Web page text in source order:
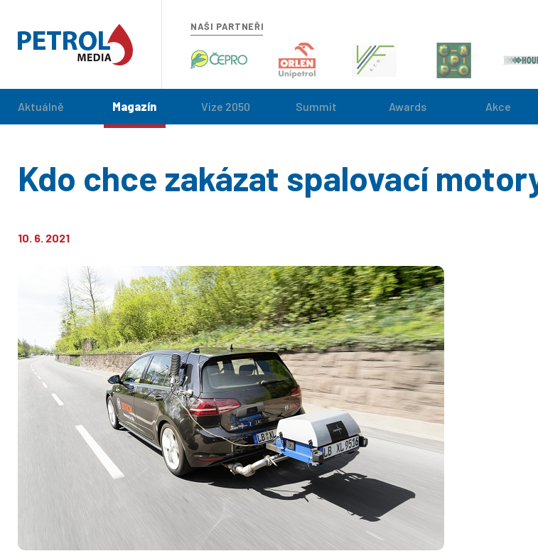
NAŠI PARTNEŘI
Aktuálně Magazín Vize 2050 Summit Awards Akce
Kdo chce zakázat spalovací
10. 6. 2021